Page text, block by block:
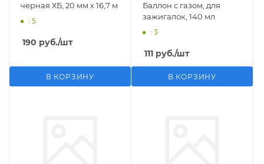
черная ХБ, 20 мм х 16,7 м
: 5
190 руб./шт
В КОРЗИНУ
Баллон с газом, для
зажигалок, 140 мл
: 3
111 руб./шт
В КОРЗИНУ